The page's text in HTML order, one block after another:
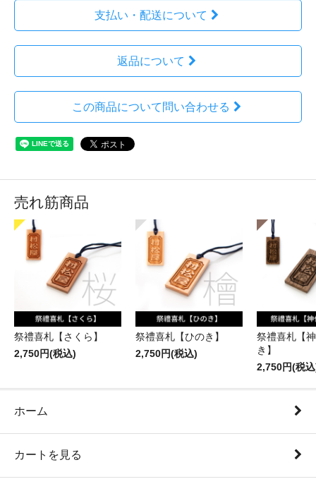
支払い・配送について
返品について
この商品について問い合わせる
売れ筋商品
祭禮喜札【さくら】
2,750円(税込)
祭禮喜札【ひのき】
2,750円(税込)
祭禮喜札【
き】
2,750円(税
ホーム
カートを見る